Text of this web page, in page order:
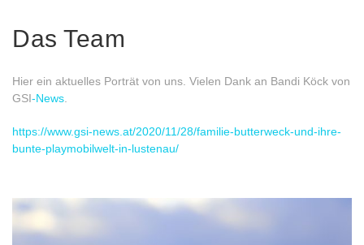
Das Team
Hier ein aktuelles Porträt von uns. Vielen Dank an Bandi Köck von
GSI-News
https://www.gsi-news.at/2020/11/28/familie-butterweck-und-ihre-
bunte-playmobilwelt-in-lustenau/